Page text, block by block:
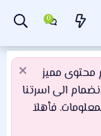
محتوى مميز
الى اسرتنا
فأهلاَ